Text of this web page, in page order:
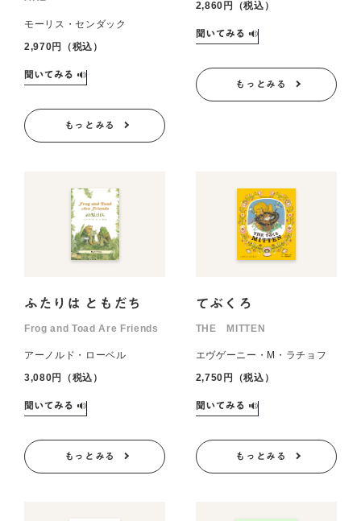
モーリス・センダック
2,970円（税込）
もっとみる
2,860円（税込）
もっとみる
ふたりは ともだち
Frog and Toad Are Friends
アーノルド・ローベル
3,080円（税込）
もっとみる
てぶくろ
THE MITTEN
エヴゲーニー・M・ラチョフ
2,750円（税込）
もっとみる